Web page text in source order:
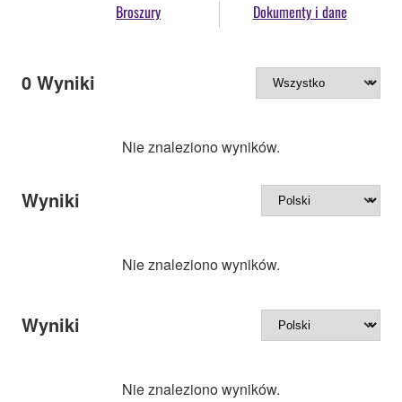
Broszury Dokumenty i dane
0 Wyniki
Nie znaleziono wyników.
Wyniki
Nie znaleziono wyników.
Wyniki
Nie znaleziono wyników.